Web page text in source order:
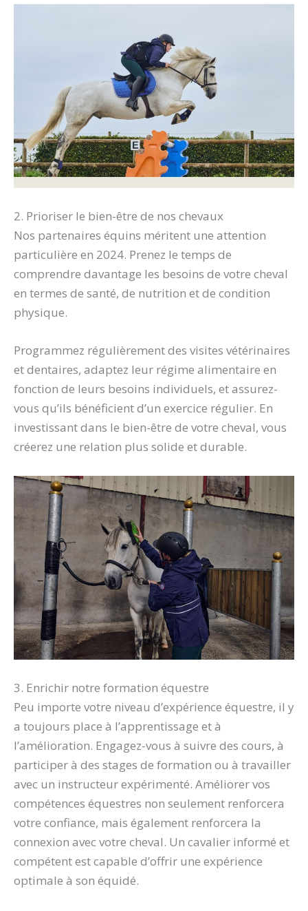
2. Prioriser le bien-être de nos chevaux
Nos partenaires équins méritent une attention
particulière en 2024. Prenez le temps de
comprendre davantage les besoins de votre cheval
en termes de santé, de nutrition et de condition
physique.
Programmez régulièrement des visites vétérinaires
et dentaires, adaptez leur régime alimentaire en
fonction de leurs besoins individuels, et assurez-
vous qu’ils bénéficient d’un exercice régulier. En
investissant dans le bien-être de votre cheval, vous
créerez une relation plus solide et durable.
3. Enrichir notre formation équestre
Peu importe votre niveau d’expérience équestre, il y
a toujours place à l’apprentissage et à
l’amélioration. Engagez-vous à suivre des cours, à
participer à des stages de formation ou à travailler
avec un instructeur expérimenté. Améliorer vos
compétences équestres non seulement renforcera
votre confiance, mais également renforcera la
connexion avec votre cheval. Un cavalier informé et
compétent est capable d’offrir une expérience
optimale à son équidé.